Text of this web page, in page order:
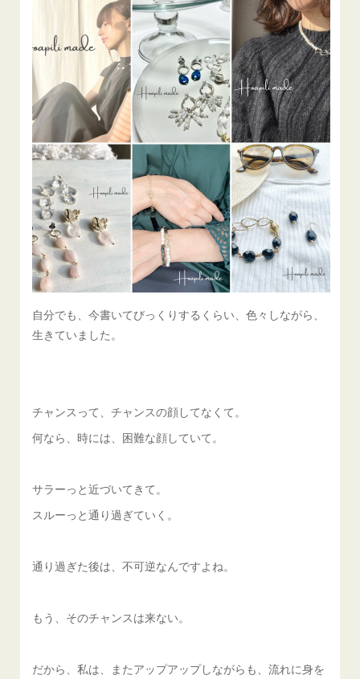
自分でも、今書いてびっくりするくらい、色々しながら、
生きていました。
チャンスって、チャンスの顔してなくて。
何なら、時には、困難な顔していて。
サラーっと近づいてきて。
スルーっと通り過ぎていく。
通り過ぎた後は、不可逆なんですよね。
もう、そのチャンスは来ない。
だから、私は、またアップアップしながらも、流れに身を